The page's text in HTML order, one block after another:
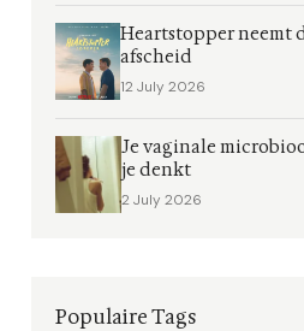
Heartstopper neemt
afscheid
12 July 2026
Je vaginale
je denkt
2 July 2026
Populaire Tags